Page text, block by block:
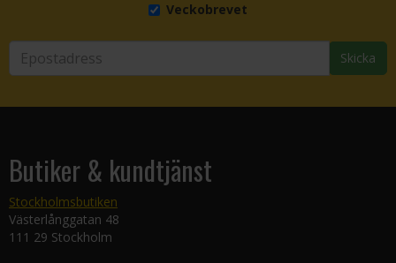
Veckobrevet
Skicka
Butiker & kundtjänst
Stockholmsbutiken
Västerlånggatan 48
111 29 Stockholm